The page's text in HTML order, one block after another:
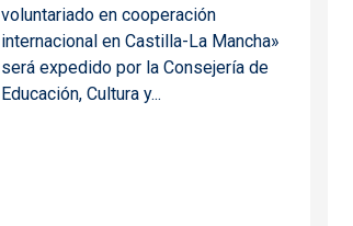
voluntariado en cooperación
internacional en Castilla-La Mancha»
será expedido por la Consejería de
Educación, Cultura y...